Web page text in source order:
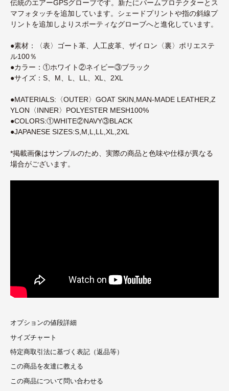
伝統のエアーGPSグローブです。新たにパームプロテクターとス
マフォタッチを追加しています。シェードプリントや指の斜線プ
リントを追加しよりスポーティなグローブへと進化しています。
●素材：〈表〉ゴート革、人工皮革、ザイロン〈裏〉ポリエステ
ル100％
●カラー：①ホワイト②ネイビー③ブラック
●サイズ：S、M、L、LL、XL、2XL
●MATERIALS:〈OUTER〉GOAT SKIN,MAN-MADE LEATHER,Z
YLON〈INNER〉POLYESTER MESH100%
●COLORS:①WHITE②NAVY③BLACK
●JAPANESE SIZES:S,M,L,LL,XL,2XL
*掲載画像はサンプルのため、実際の商品と色味や仕様が異なる
場合がございます。
オプションの値段詳細
サイズチャート
特定商取引法に基づく表記（返品等）
この商品を友達に教える
この商品について問い合わせる